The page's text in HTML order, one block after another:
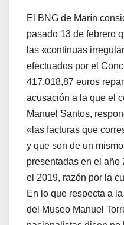
El BNG de Marín
pasado 13 de febrero
las «continuas
efectuados por el
417.018,87 euros
acusación a la que el
Manuel Santos,
«las facturas que
y que son de un
presentadas en el año
el 2019, razón por la
En lo que respecta a
del Museo Manuel